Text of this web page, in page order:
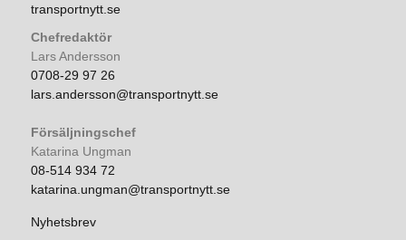
transportnytt.se
Chefredaktör
Lars Andersson
0708-29 97 26
lars.andersson@transportnytt.se
Försäljningschef
Katarina Ungman
08-514 934 72
katarina.ungman@transportnytt.se
Nyhetsbrev